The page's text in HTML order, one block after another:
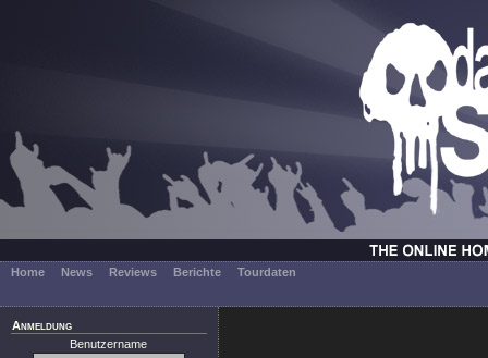
Home News Reviews Berichte Tourdaten
Anmeldung
Benutzername